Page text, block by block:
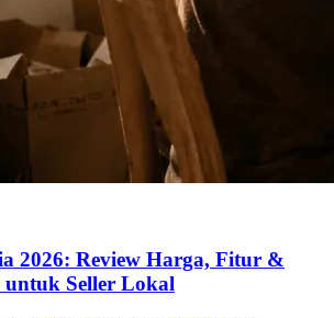
2026: Review Harga, Fitur &
Seller Lokal